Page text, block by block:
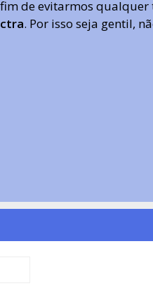
de evitarmos qualquer
. Por isso seja gentil,